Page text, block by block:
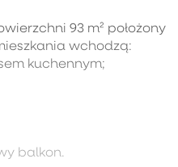
93 m² położony
wchodzą:
kuchennym;
balkon.